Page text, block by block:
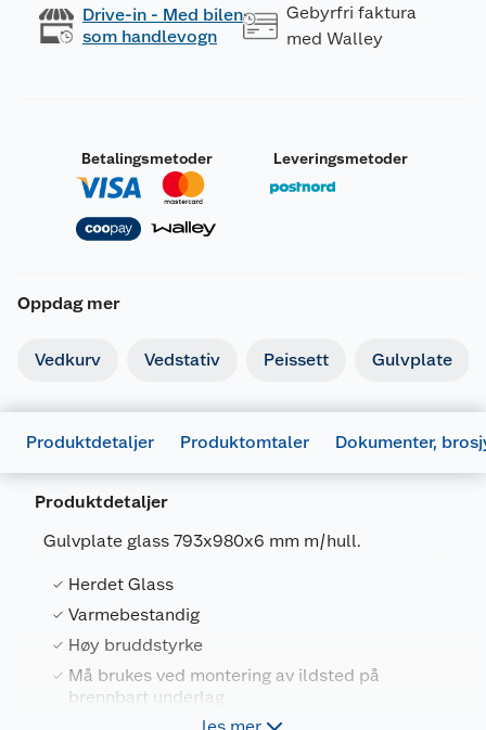
Drive-in - Med bilen
som handlevogn
Gebyrfri faktura
med Walley
Betalingsmetoder Leveringsmetoder
Oppdag mer
Vedkurv Vedstativ Peissett Gulvplate
Produktdetaljer Produktomtaler Dokumenter,
Produktdetaljer
Gulvplate glass 793x980x6 mm m/hull.
Herdet Glass
Varmebestandig
Høy bruddstyrke
Må brukes ved montering av ildsted på
brennbart underlag
997347_7057480143140_.pdf
Generelt
Artikkelnummer
Leverandørens artikkelnummer
Størrelse